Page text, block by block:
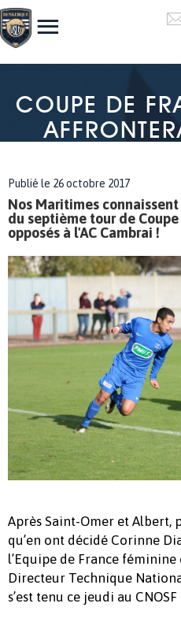
COUPE DE
Publié le 26 octobre 2017
Nos Maritimes
du septième tour de
opposés à l'AC Cambrai !
Après Saint-Omer et Albert,
qu’en ont décidé Corinne
l’Equipe de France
Directeur Technique
s’est tenu ce jeudi au CNOSF